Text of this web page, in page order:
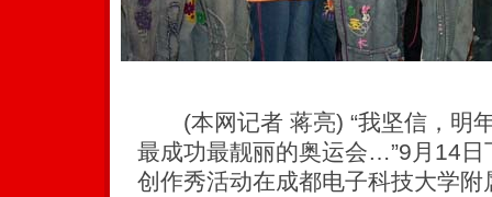
(本网记者 蒋亮) “我坚信，明
最成功最靓丽的奥运会…”9月14
创作秀活动在成都电子科技大学